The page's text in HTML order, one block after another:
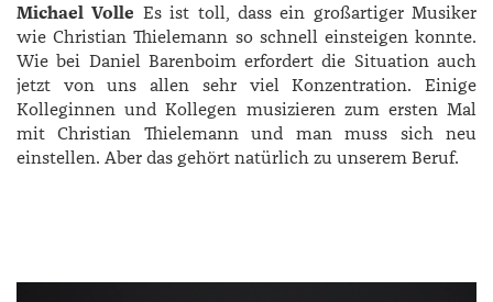
Michael Volle Es ist toll, dass ein großartiger Musiker
wie ­Christian ­Thielemann so schnell einsteigen konnte.
Wie bei Daniel Barenboim erfordert die Situation auch
jetzt von uns allen sehr viel Konzentration. Einige
Kolleginnen und Kollegen musizieren zum ersten Mal
mit ­Christian ­Thielemann und man muss sich neu
einstellen. Aber das gehört natürlich zu unserem Beruf.